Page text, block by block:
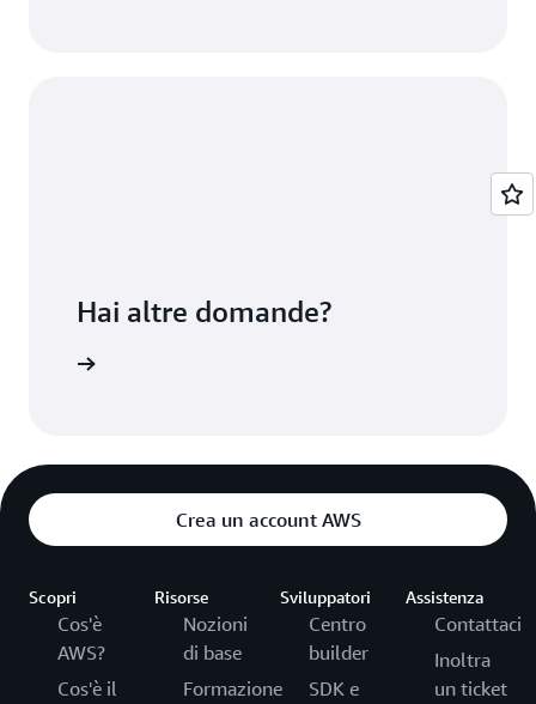
Hai altre domande?
Crea un account AWS
Scopri
Cos'è
AWS?
Cos'è il
Risorse
Nozioni
di base
Formazione
Sviluppatori
Centro
builder
SDK e
Assistenza
Contattaci
Inoltra
un ticket